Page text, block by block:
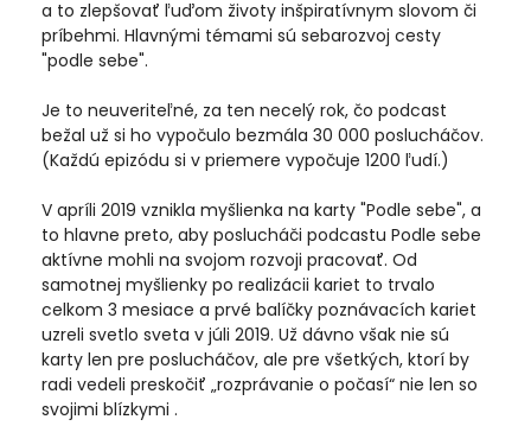
a to zlepšovať ľuďom životy inšpiratívnym slovom či
príbehmi. Hlavnými témami sú sebarozvoj cesty
"podle sebe".
Je to neuveriteľné, za ten necelý rok, čo podcast
bežal už si ho vypočulo bezmála 30 000 poslucháčov.
(Každú epizódu si v priemere vypočuje 1200 ľudí.)
V apríli 2019 vznikla myšlienka na karty "Podle sebe", a
to hlavne preto, aby poslucháči podcastu Podle sebe
aktívne mohli na svojom rozvoji pracovať. Od
samotnej myšlienky po realizácii kariet to trvalo
celkom 3 mesiace a prvé balíčky poznávacích kariet
uzreli svetlo sveta v júli 2019. Už dávno však nie sú
karty len pre poslucháčov, ale pre všetkých, ktorí by
radi vedeli preskočiť „rozprávanie o počasí“ nie len so
svojimi blízkymi .